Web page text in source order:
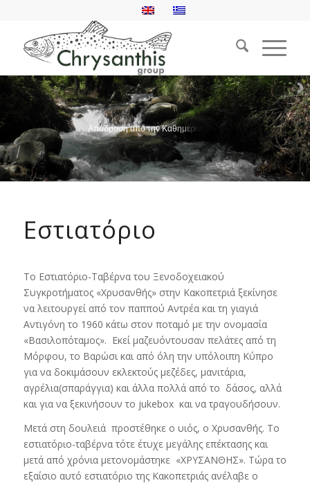
Απόδραση από την Καθημερι
Εστιατόριο
Το Εστιατόριο-Ταβέρνα του Ξενοδοχειακού
Συγκροτήματος «Χρυσανθής» στην Κακοπετριά ξεκίνησε
να λειτουργεί από τον παππού Αντρέα και τη γιαγιά
Αντιγόνη το 1960 κάτω στον ποταμό με την ονομασία
«Βασιλοπόταμος». Εκεί μαζευόντουσαν πελάτες από τη
Μόρφου, το Βαρώσι και από όλη την υπόλοιπη Κύπρο
για να δοκιμάσουν εκλεκτούς μεζέδες, μανιτάρια,
αγρέλια(σπαράγγια) και άλλα πολλά από το δάσος, αλλά
και για να ξεκινήσουν το jukebox και να τραγουδήσουν.
Μετά στη δουλειά προστέθηκε ο υιός, ο Χρυσανθής. Το
εστιατόριο-ταβέρνα τότε έτυχε μεγάλης επέκτασης και
μετά από χρόνια μετονομάστηκε «ΧΡΥΣΑΝΘΗΣ». Τώρα το
εξαίσιο αυτό εστιατόριο της Κακοπετριάς ανέλαβε ο